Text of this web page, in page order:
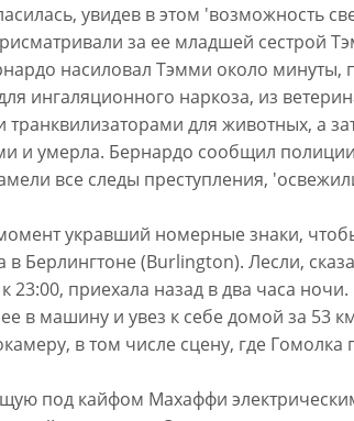
увидев в этом 'возможность
за ее младшей сестрой
насиловал Тэмми около минуты,
ингаляционного наркоза, из
для животных, а
и умерла. Бернардо сообщил
все следы преступления,
укравший номерные знаки,
Берлингтоне (Burlington). Лесли,
приехала назад в два часа
в машину и увез к себе домой за 53
в том числе сцену, где
под кайфом Махаффи